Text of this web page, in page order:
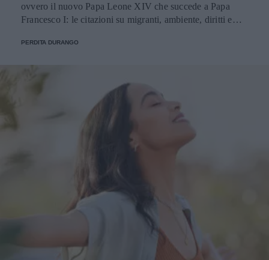
ovvero il nuovo Papa Leone XIV che succede a Papa
Francesco I: le citazioni su migranti, ambiente, diritti e
PERDITA DURANGO